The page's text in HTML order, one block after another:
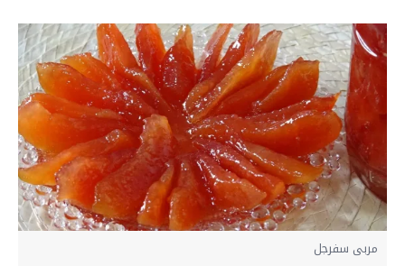
مربى سفرجل